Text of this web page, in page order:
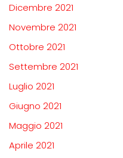
Dicembre 2021
Novembre 2021
Ottobre 2021
Settembre 2021
Luglio 2021
Giugno 2021
Maggio 2021
Aprile 2021